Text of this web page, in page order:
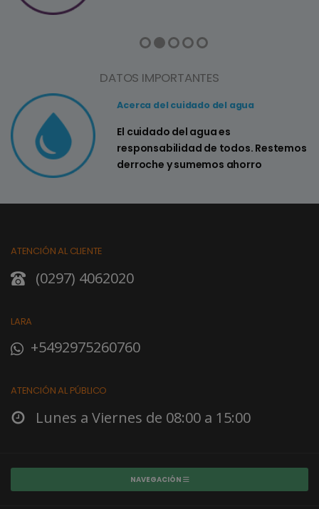
DATOS IMPORTANTES
Acerca del cuidado del agua
El cuidado del agua es
responsabilidad de todos. Restemos
derroche y sumemos ahorro
ATENCIÓN AL CLIENTE
(0297) 4062020
LARA
+5492975260760
ATENCIÓN AL PÚBLICO
Lunes a Viernes de 08:00 a 15:00
NAVEGACIÓN